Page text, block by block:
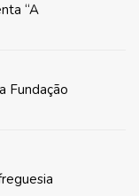
“A
Fundação